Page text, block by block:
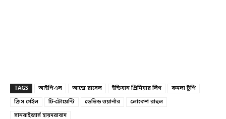
TAGS আইপিএল আন্দ্রে রাসেল ইন্ডিয়ান প্রিমিয়ার লিগ
কমলা টুপি
ক্রিস গেইল
টি-টোয়েন্টি ডেভিড ওয়ার্নার
লোকেশ রাহুল
সানরাইজার্স হায়দরাবাদ